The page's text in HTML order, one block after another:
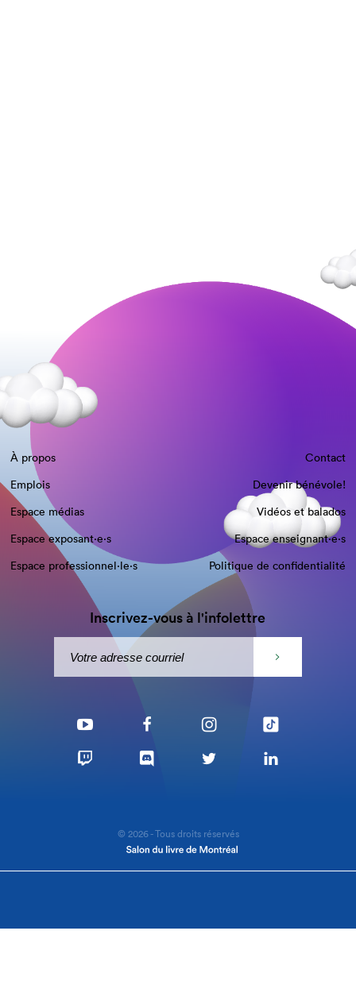
À propos
Contact
Emplois
Devenir bénévole!
Espace médias
Vidéos et balados
Espace exposant·e⋅s
Espace enseignant·e⋅s
Espace professionnel·le⋅s
Politique de confidentialité
Inscrivez-vous à l'infolettre
© 2026 - Tous droits réservés